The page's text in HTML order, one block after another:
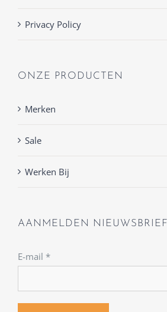
Privacy Policy
ONZE PRODUCTEN
Merken
Sale
Werken Bij
AANMELDEN NIEUWSBRIEF
E-mail *